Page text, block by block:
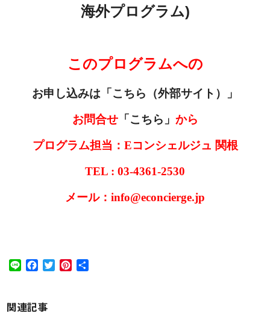
海外プログラム)
このプログラムへの
お申し込みは「こちら（外部サイト） 」
お問合せ「こちら」 から
プログラム担当：Eコンシェルジュ 関根
TEL : 03-4361-2530
メール：info@econcierge.jp
Line Facebook
TwitterPinterest
関連記事